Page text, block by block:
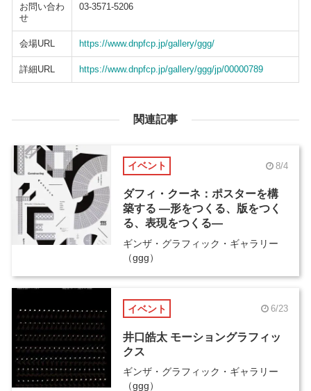
お問い合わ
せ
03-3571-5206
会場URL https://www.dnpfcp.jp/gallery/ggg/
詳細URL https://www.dnpfcp.jp/gallery/ggg/jp/00000789
関連記事
イベント 8/4
ダフィ・クーネ：ポスターを構
築する ―形をつくる、版をつく
る、表現をつくる―
ギンザ・グラフィック・ギャラリー
（ggg）
イベント 6/23
井口皓太 モーショングラフィッ
クス
ギンザ・グラフィック・ギャラリー
（ggg）